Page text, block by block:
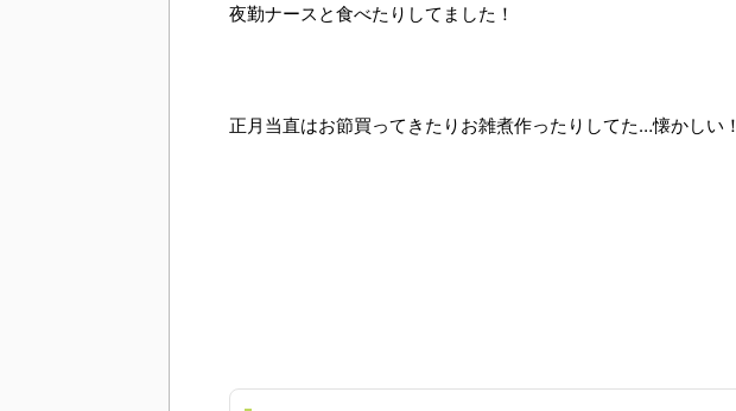
夜勤ナースと食べたりしてました！
正月当直はお節買ってきたりお雑煮作ったりしてた…懐かしい！